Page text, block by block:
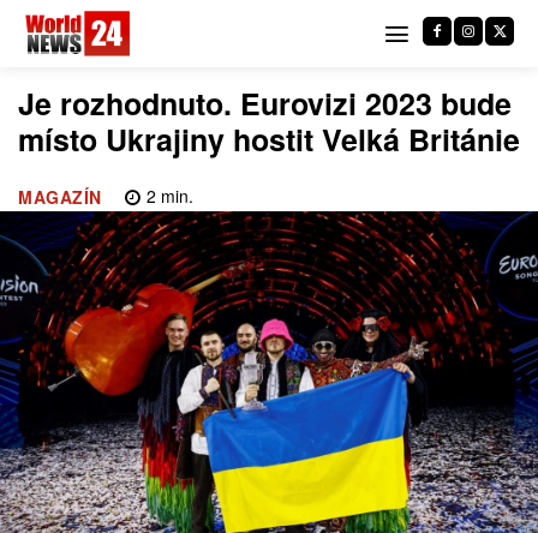
Je rozhodnuto. Eurovizi 2023 bude
místo Ukrajiny hostit Velká Británie
MAGAZÍN 2 min.